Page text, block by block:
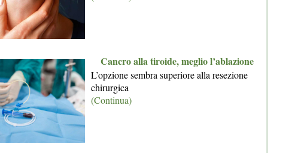
Cancro alla tiroide, meglio l’ablazione
L’opzione sembra superiore alla resezione
chirurgica
(Continua)